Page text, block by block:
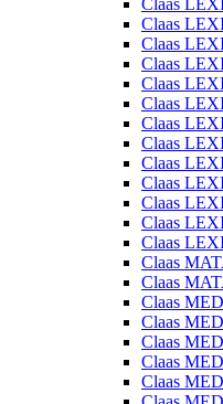
Claas
Claas
Claas
Claas
Claas
Claas
Claas
Claas
Claas
Claas
Claas
Claas
Claas
Claas
Claas
Claas
Claas
Claas
Claas
Claas